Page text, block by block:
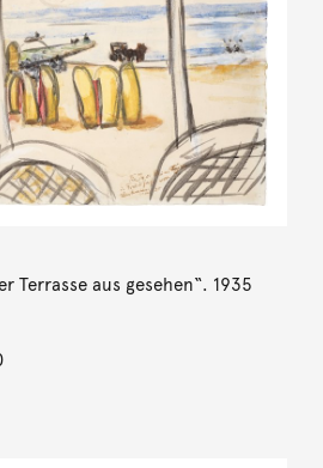
Terrasse aus gesehen“. 1935